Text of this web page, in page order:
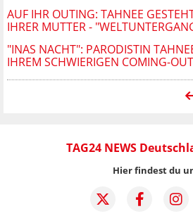
AUF IHR OUTING: TAHNEE
IHRER MUTTER -
"INAS NACHT": PARODISTIN
IHREM SCHWIERIGEN COMING-OUT
TAG24 NEWS
Hier findest du